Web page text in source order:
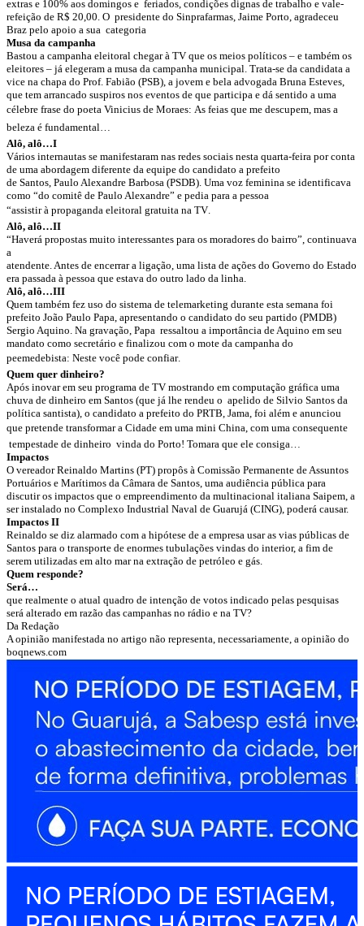
extras e 100% aos domingos e feriados, condições dignas de trabalho e vale-
refeição de R$ 20,00. O presidente do Sinprafarmas, Jaime Porto, agradeceu
Braz pelo apoio a sua categoria
Musa da campanha
Bastou a campanha eleitoral chegar à TV que os meios políticos – e também os
eleitores – já elegeram a musa da campanha municipal. Trata-se da candidata a
vice na chapa do Prof. Fabião (PSB), a jovem e bela advogada Bruna Esteves,
que tem arrancado suspiros nos eventos de que participa e dá sentido a uma
célebre frase do poeta Vinicius de Moraes: As feias que me descupem, mas a
beleza é fundamental…
Alô, alô…I
Vários internautas se manifestaram nas redes sociais nesta quarta-feira por conta
de uma abordagem diferente da equipe do candidato a prefeito
de Santos, Paulo Alexandre Barbosa (PSDB). Uma voz feminina se identificava
como “do comitê de Paulo Alexandre” e pedia para a pessoa
“assistir à propaganda eleitoral gratuita na TV.
Alô, alô…II
“Haverá propostas muito interessantes para os moradores do bairro”, continuava
a
atendente. Antes de encerrar a ligação, uma lista de ações do Governo do Estado
era passada à pessoa que estava do outro lado da linha.
Alô, alô…III
Quem também fez uso do sistema de telemarketing durante esta semana foi
prefeito João Paulo Papa, apresentando o candidato do seu partido (PMDB)
Sergio Aquino. Na gravação, Papa ressaltou a importância de Aquino em seu
mandato como secretário e finalizou com o mote da campanha do
peemedebista: Neste você pode confiar.
Quem quer dinheiro?
Após inovar em seu programa de TV mostrando em computação gráfica uma
chuva de dinheiro em Santos (que já lhe rendeu o apelido de Silvio Santos da
política santista), o candidato a prefeito do PRTB, Jama, foi além e anunciou
que pretende transformar a Cidade em uma mini China, com uma consequente
tempestade de dinheiro vinda do Porto! Tomara que ele consiga…
Impactos
O vereador Reinaldo Martins (PT) propôs à Comissão Permanente de Assuntos
Portuários e Marítimos da Câmara de Santos, uma audiência pública para
discutir os impactos que o empreendimento da multinacional italiana Saipem, a
ser instalado no Complexo Industrial Naval de Guarujá (CING), poderá causar.
Impactos II
Reinaldo se diz alarmado com a hipótese de a empresa usar as vias públicas de
Santos para o transporte de enormes tubulações vindas do interior, a fim de
serem utilizadas em alto mar na extração de petróleo e gás.
Quem responde?
Será…
que realmente o atual quadro de intenção de votos indicado pelas pesquisas
será alterado em razão das campanhas no rádio e na TV?
Da Redação
A opinião manifestada no artigo não representa, necessariamente, a opinião do
boqnews.com